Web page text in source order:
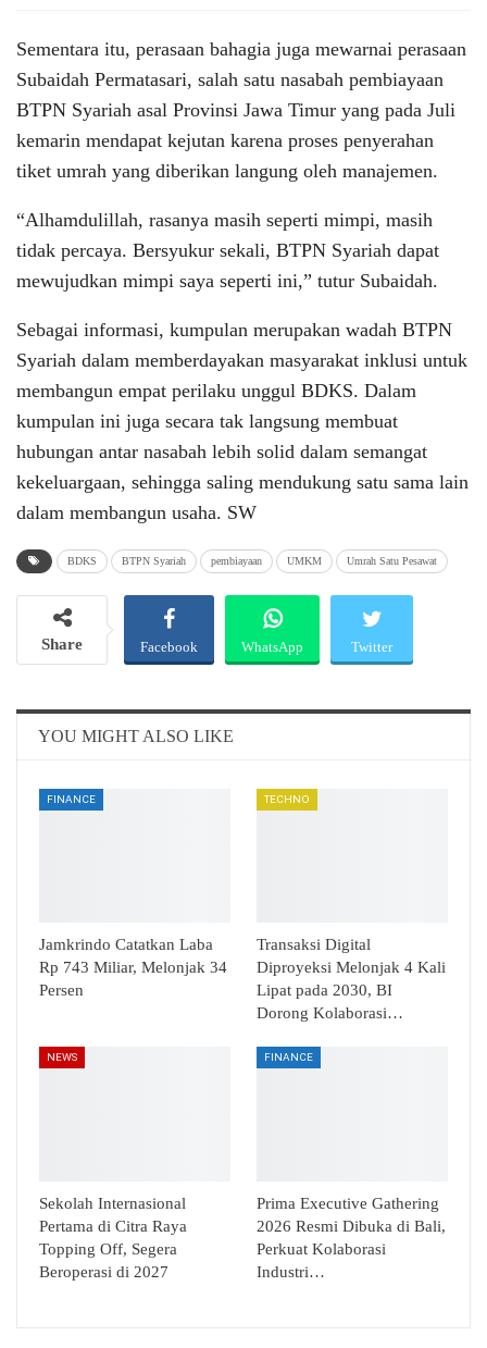
Sementara itu, perasaan bahagia juga mewarnai perasaan
Subaidah Permatasari, salah satu nasabah pembiayaan
BTPN Syariah asal Provinsi Jawa Timur yang pada Juli
kemarin mendapat kejutan karena proses penyerahan
tiket umrah yang diberikan langung oleh manajemen.
“Alhamdulillah, rasanya masih seperti mimpi, masih
tidak percaya. Bersyukur sekali, BTPN Syariah dapat
mewujudkan mimpi saya seperti ini,” tutur Subaidah.
Sebagai informasi, kumpulan merupakan wadah BTPN
Syariah dalam memberdayakan masyarakat inklusi untuk
membangun empat perilaku unggul BDKS. Dalam
kumpulan ini juga secara tak langsung membuat
hubungan antar nasabah lebih solid dalam semangat
kekeluargaan, sehingga saling mendukung satu sama lain
dalam membangun usaha. SW
BDKS BTPN Syariah pembiayaan UMKM Umrah Satu Pesawat
Share Facebook WhatsApp Twitter
Email
YOU MIGHT ALSO LIKE
FINANCE
Jamkrindo Catatkan Laba
Rp 743 Miliar, Melonjak 34
Persen
TECHNO
Transaksi Digital
Diproyeksi Melonjak 4 Kali
Lipat pada 2030, BI
Dorong Kolaborasi…
NEWS
Sekolah Internasional
Pertama di Citra Raya
Topping Off, Segera
Beroperasi di 2027
FINANCE
Prima Executive Gathering
2026 Resmi Dibuka di Bali,
Perkuat Kolaborasi
Industri…